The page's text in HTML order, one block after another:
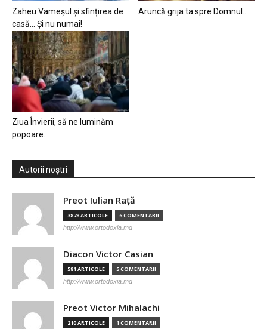
Zaheu Vameșul și sfințirea de
casă… Și nu numai!
Aruncă grija ta spre Domnul…
Ziua Învierii, să ne luminăm
popoare…
Autorii noștri
Preot Iulian Raţă
3878 ARTICOLE 6 COMENTARII
http://www.ortodoxia.md
Diacon Victor Casian
581 ARTICOLE 5 COMENTARII
http://www.ortodoxia.md
Preot Victor Mihalachi
210 ARTICOLE 1 COMENTARII